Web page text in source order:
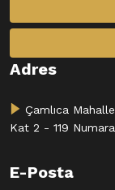
Adres
Çamlıca
Kat 2 - 119
E-Posta